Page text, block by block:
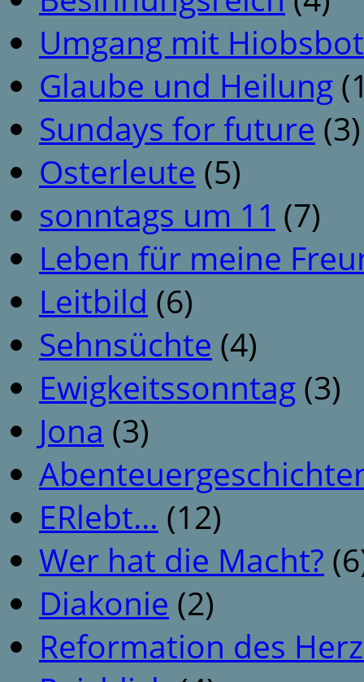
Umgang mit
Glaube und Heilung
Sundays for future (3)
Osterleute (5)
sonntags um 11 (7)
Leben für meine
Leitbild (6)
Sehnsüchte (4)
Ewigkeitssonntag (3)
Jona (3)
ERlebt… (12)
Wer hat die Macht?
Diakonie (2)
Reformation des